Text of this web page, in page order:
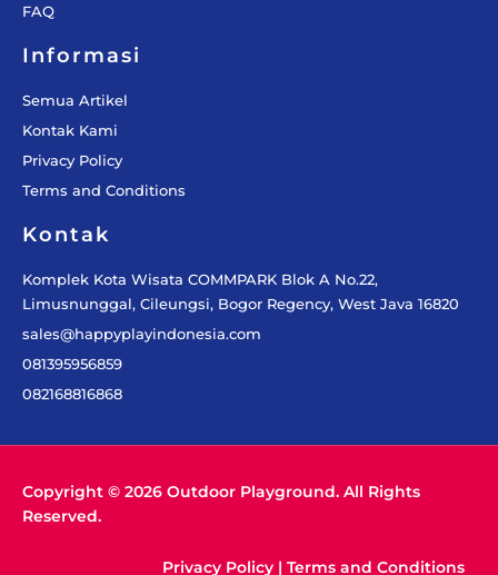
FAQ
Informasi
Semua Artikel
Kontak Kami
Privacy Policy
Terms and Conditions
Kontak
Komplek Kota Wisata COMMPARK Blok A No.22,
Limusnunggal, Cileungsi, Bogor Regency, West Java 16820
sales@happyplayindonesia.com
081395956859
082168816868
Copyright © 2026 Outdoor Playground. All Rights
Reserved.
Privacy Policy | Terms and Conditions